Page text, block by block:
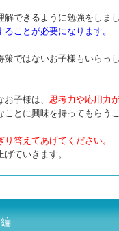
できるように勉強をしま
ことが必要になります。
ではないお子様もいらっ
子様は、 思考力や応用力
とに興味を持ってもらう
答えてあげてください。
ていきます。